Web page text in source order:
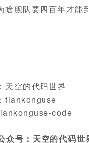
啥舰队要四百年才能
天空的代码世界
tiankonguse
code
众号：天空的代码世